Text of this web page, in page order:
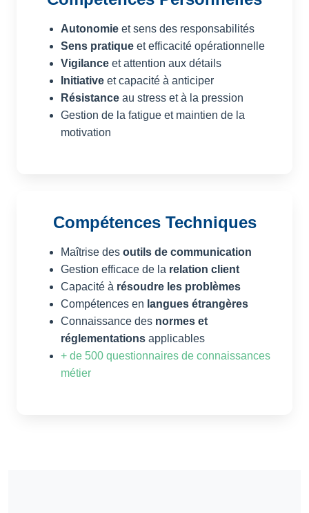
Autonomie et sens des responsabilités
Sens pratique et efficacité opérationnelle
Vigilance et attention aux détails
Initiative et capacité à anticiper
Résistance au stress et à la pression
Gestion de la fatigue et maintien de la
motivation
Compétences Techniques
Maîtrise des outils de communication
Gestion efficace de la relation client
Capacité à résoudre les problèmes
Compétences en langues étrangères
Connaissance des normes et
réglementations applicables
+ de 500 questionnaires de connaissances
métier